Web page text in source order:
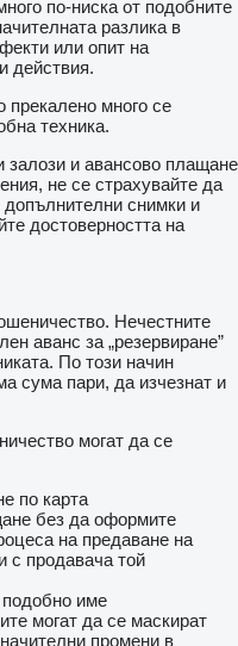
по-ниска от подобните
разлика в
или опит на
действия.
прекалено много се
техника.
залози и авансово плащане
не се страхувайте да
допълнителни снимки и
достоверността на
Нечестните
аванс за „резервиране”
По този начин
сума пари, да изчезнат и
могат да се
по карта
без да оформите
на предаване на
с продавача той
име
могат да се маскират
промени в